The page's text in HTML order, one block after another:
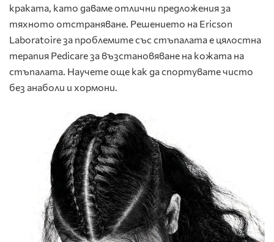
краката, като даваме отлични предложения за
тяхното отстраняване. Решението на Ericson
Laboratoire за проблемите със стъпалата е цялостна
терапия Pedicare за възстановяване на кожата на
стъпалата. Научете още как да спортувате чисто
без анаболи и хормони.